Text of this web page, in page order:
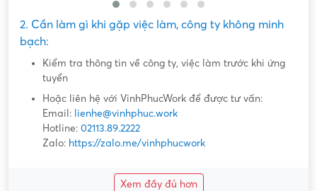
2. Cần làm gì khi gặp việc làm, công ty không minh
bạch:
Kiểm tra thông tin về công ty, việc làm trước khi ứng
tuyển
Hoặc liên hệ với VinhPhucWork để được tư vấn:
Email: lienhe@vinhphuc.work
Hotline: 02113.89.2222
Zalo: https://zalo.me/vinhphucwork
Xem đầy đủ hơn